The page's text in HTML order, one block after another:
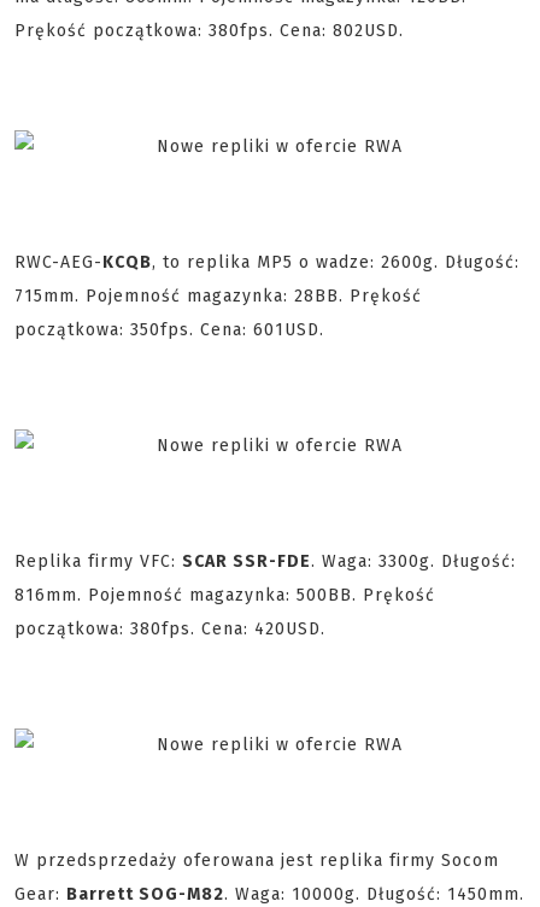
Prękość początkowa: 380fps. Cena: 802USD.
RWC-AEG-KCQB, to replika MP5 o wadze: 2600g. Długość:
715mm. Pojemność magazynka: 28BB. Prękość
początkowa: 350fps. Cena: 601USD.
Replika firmy VFC: SCAR SSR-FDE. Waga: 3300g. Długość:
816mm. Pojemność magazynka: 500BB. Prękość
początkowa: 380fps. Cena: 420USD.
W przedsprzedaży oferowana jest replika firmy Socom
Gear: Barrett SOG-M82. Waga: 10000g. Długość: 1450mm.